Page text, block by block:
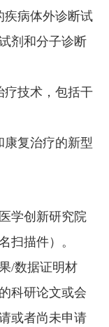
疾病体外诊断试
剂和分子诊断
疗技术，包括干
康复治疗的新型
学创新研究院
扫描件）。
/数据证明材
科研论文或会
或者尚未申请